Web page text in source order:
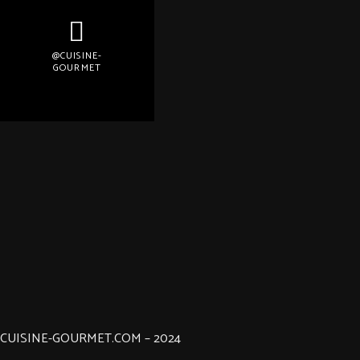
@CUISINE-
GOURMET
CUISINE-GOURMET.COM – 2024